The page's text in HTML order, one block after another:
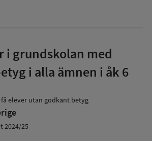
i grundskolan med
i alla ämnen i åk 6
elever utan godkänt betyg
2024/25